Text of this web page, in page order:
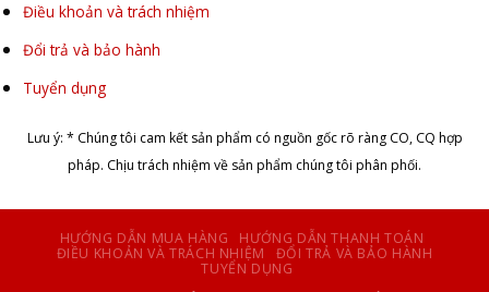
Điều khoản và trách nhiệm
Đổi trả và bảo hành
Tuyển dụng
Lưu ý: * Chúng tôi cam kết sản phẩm có nguồn gốc rõ ràng CO, CQ hợp
pháp. Chịu trách nhiệm về sản phẩm chúng tôi phân phối.
HƯỚNG DẪN MUA HÀNG
HƯỚNG DẪN THANH TOÁN
ĐIỀU KHOẢN VÀ TRÁCH NHIỆM
ĐỔI TRẢ VÀ BẢO HÀNH
TUYỂN DỤNG